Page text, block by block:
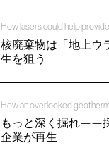
How lasers could help
核廃棄物は「地上ウ
生を狙う
How an overlooked
もっと深く掘れ——
企業が再生